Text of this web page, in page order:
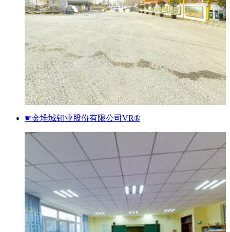
☛金堆城钼业股份有限公司VR®